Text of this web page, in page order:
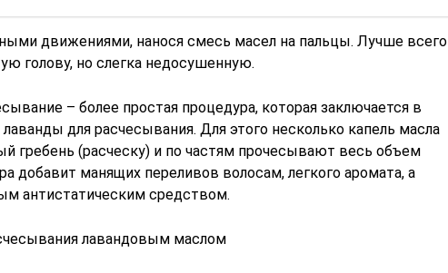
движениями, нанося смесь масел на пальцы. Лучше всего
голову, но слегка недосушенную.
– более простая процедура, которая заключается в
для расчесывания. Для этого несколько капель масла
гребень (расческу) и по частям прочесывают весь объем
добавит манящих переливов волосам, легкого аромата, а
антистатическим средством.
лавандовым маслом